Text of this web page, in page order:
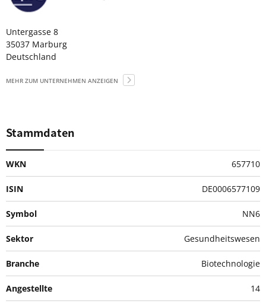
Untergasse 8
35037 Marburg
Deutschland
MEHR ZUM UNTERNEHMEN ANZEIGEN
Stammdaten
WKN 657710
ISIN DE0006577109
Symbol NN6
Sektor Gesundheitswesen
Branche Biotechnologie
Angestellte 14